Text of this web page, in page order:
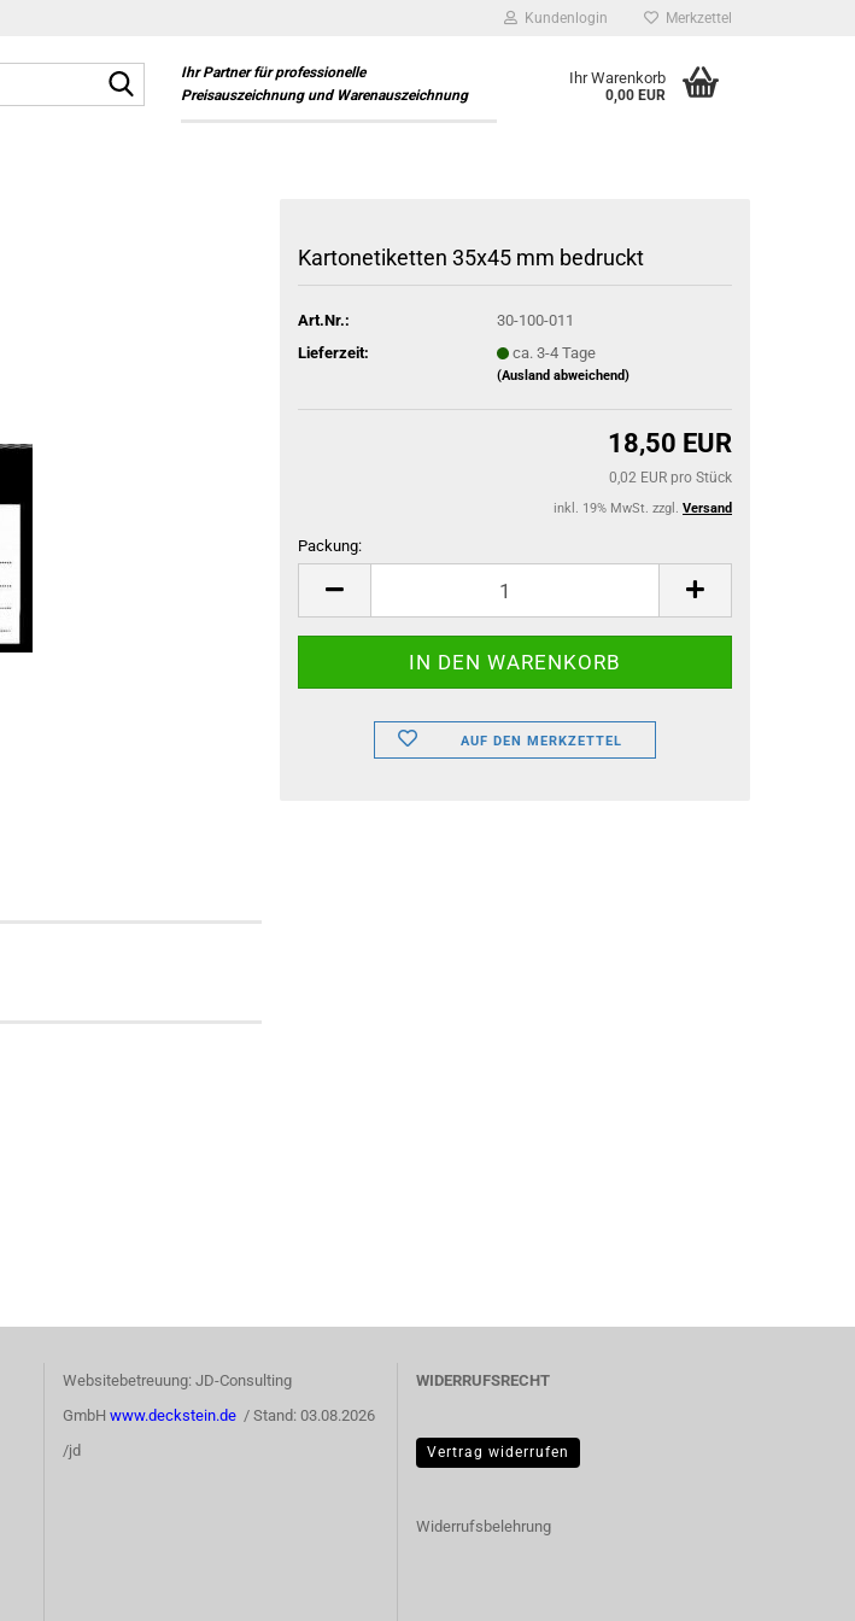
Kundenlogin Merkzettel
Suche...Ihr Partner für professionelle
Preisauszeichnung und Warenauszeichnung
Ihr Warenkorb
0,00 EUR
Kartonetiketten 35x45 mm bedruckt
Art.Nr.:
30-100-011
Lieferzeit:
ca. 3-4 Tage
(Ausland abweichend)
18,50 EUR
0,02 EUR pro Stück
inkl. 19% MwSt. zzgl. Versand
Packung:
Packung
AUF DEN MERKZETTEL
Websitebetreuung: JD-Consulting
GmbH www.deckstein.de / Stand: 03.08.2026
/jd
WIDERRUFSRECHT
Vertrag widerrufen
Widerrufsbelehrung